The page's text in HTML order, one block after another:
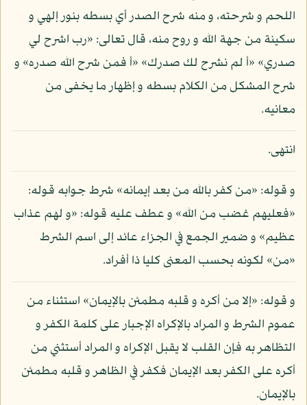
اللحم و شرحته، و منه شرح الصدر أي بسطه بنور إلهي و
سكينة من جهة الله و روح منه، قال تعالى: «رب اشرح لي
صدري» «أ لم نشرح لك صدرك» «أ فمن شرح الله صدره» و
شرح المشكل من الكلام بسطه و إظهار ما يخفى من
معانيه.
انتهى.
و قوله: «من كفر بالله من بعد إيمانه» شرط جوابه قوله:
«فعليهم غضب من الله» و عطف عليه قوله: «و لهم عذاب
عظيم» و ضمير الجمع في الجزاء عائد إلى اسم الشرط
«من» لكونه بحسب المعنى كليا ذا أفراد.
و قوله: «إلا من أكره و قلبه مطمئن بالإيمان» استثناء من
عموم الشرط و المراد بالإكراه الإجبار على كلمة الكفر و
التظاهر به فإن القلب لا يقبل الإكراه و المراد أستثني من
أكره على الكفر بعد الإيمان فكفر في الظاهر و قلبه مطمئن
بالإيمان.